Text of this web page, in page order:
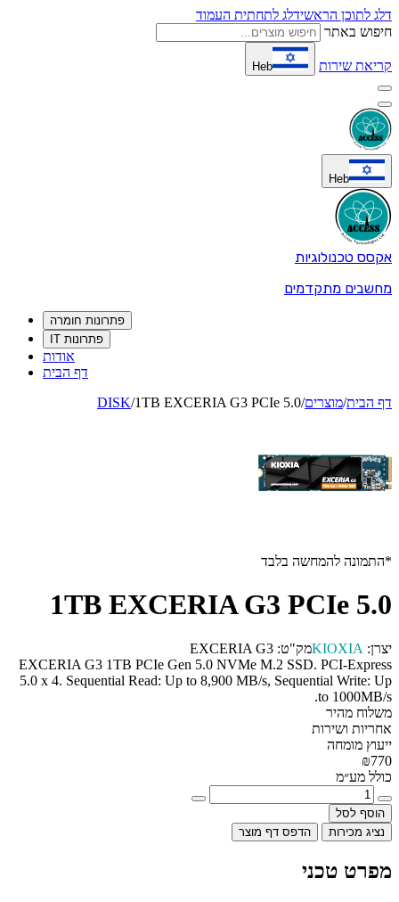
דלג לתוכן הראשידלג לתחתית העמוד
חיפוש באתר
קריאת שירות Heb
Heb
אקסס טכנולוגיות
מחשבים מתקדמים
פתרונות חומרה
פתרונות IT
אודות
דף הבית
דף הבית/מוצרים/
DISK/1TB EXCERIA G3 PCIe 5.0
*התמונה להמחשה בלבד
1TB EXCERIA G3 PCIe 5.0
יצרן: KIOXIAמק"ט: EXCERIA G3
EXCERIA G3 1TB PCIe Gen 5.0 NVMe M.2 SSD. PCI-Express
5.0 x 4. Sequential Read: Up to 8,900 MB/s, Sequential Write: Up
to 1000MB/s.
משלוח מהיר
אחריות ושירות
ייעוץ מומחה
₪770
כולל מע״מ
הוסף לסל
נציג מכירות
הדפס דף מוצר
מפרט טכני